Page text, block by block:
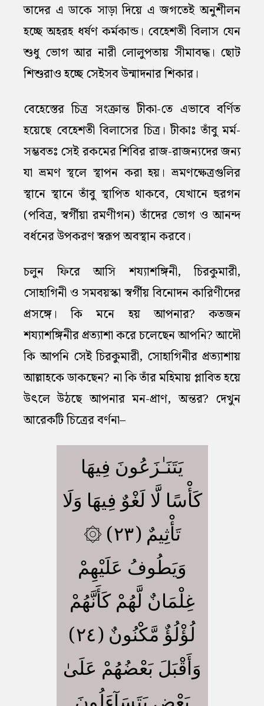
তাদের এ ডাকে সাড়া দিয়ে এ জগতেই অনুশীলন
হচ্ছে অহরহ ধর্ষণ কর্মকান্ড। বেহেশতী বিলাস যেন
শুধু ভোগ আর নারী লোলুপতায় সীমাবদ্ধ। ছোট
শিশুরাও হচ্ছে সেইসব উন্মাদনার শিকার।
বেহেস্তের চিত্র সংক্রান্ত টীকা-তে এভাবে বর্ণিত
হয়েছে বেহেশতী বিলাসের চিত্র। টীকাঃ তাঁবু মর্ম-
সম্ভবতঃ সেই রকমের শিবির রাজ-রাজন্যদের জন্য
যা ভ্রমণ স্থলে স্থাপন করা হয়। ভ্রমণক্ষেত্রগুলির
স্থানে স্থানে তাঁবু স্থাপিত থাকবে, যেখানে হুরগন
(পবিত্র, স্বর্গীয়া রমণীগন) তাঁদের ভোগ ও আনন্দ
বর্ধনের উপকরণ স্বরূপ অবস্থান করবে।
চলুন ফিরে আসি শয্যাশঙ্গিনী, চিরকুমারী,
সোহাগিনী ও সমবয়স্কা স্বর্গীয় বিনোদন কারিণীদের
প্রসঙ্গে। কি মনে হয় আপনার? কতজন
শয্যাশঙ্গিনীর প্রত্যাশা করে চলেছেন আপনি? আদৌ
কি আপনি সেই চিরকুমারী, সোহাগিনীর প্রত্যাশায়
আল্লাহকে ডাকছেন? না কি তাঁর মহিমায় প্লাবিত হয়ে
উৎলে উঠছে আপনার মন-প্রাণ, অন্তর? দেখুন
আরেকটি চিত্রের বর্ণনা–
يَتَنَـٰزَعُونَ فِيهَا
كَأْسًا لَّا لَغْوٌ فِيهَا وَلَا
تَأْثِيمٌ (٢٣) ۞
وَيَطُوفُ عَلَيْهِمْ
غِلْمَانٌ لَّهُمْ كَأَنَّهُمْ
لُؤْلُؤٌ مَّكْنُونٌ (٢٤)
وَأَقْبَلَ بَعْضُهُمْ عَلَىٰ